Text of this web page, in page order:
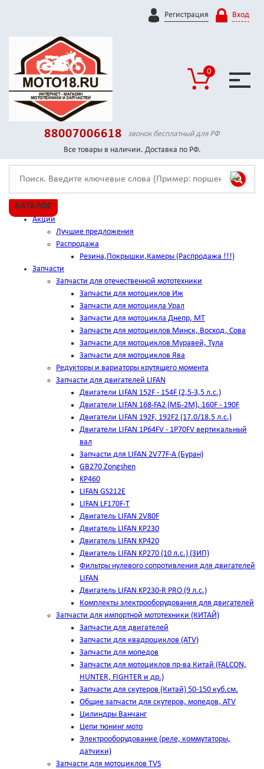
Регистрация Вход
0
88007006618
звонок бесплатный для РФ
Все товары в наличии. Доставка по РФ.
КАТАЛОГ
Акции
Лучшие предложения
Распродажа
Резина,Покрышки,Камеры (Распродажа !!!)
Запчасти
Запчасти для отечественной мототехники
Запчасти для мотоциклов Иж
Запчасти для мотоцикла Урал
Запчасти для мотоцикла Днепр, МТ
Запчасти для мотоциклов Минск, Восход, Сова
Запчасти для мотоциклов Муравей, Тула
Запчасти для мотоциклов Ява
Редукторы и вариаторы крутящего момента
Запчасти для двигателей LIFAN
Двигатели LIFAN 152F - 154F (2,5-3,5 л.с.)
Двигатели LIFAN 168-FA2 (МБ-2М), 160F - 190F
Двигатели LIFAN 192F, 192F2 (17.0/18.5 л.с.)
Двигатели LIFAN 1Р64FV - 1Р70FV вертикальный
вал
Запчасти для LIFAN 2V77F-A (Буран)
GB270 Zongshen
KP460
LIFAN GS212E
LIFAN LF170F-T
Двигатель LIFAN 2V80F
Двигатель LIFAN KP230
Двигатель LIFAN KP420
Двигатель LIFAN KP270 (10 л.с.) (ЗИП)
Фильтры нулевого сопротивления для двигателей
LIFAN
Двигатель LIFAN KP230-R PRO (9 л.с.)
Комплекты электрооборудования для двигателей
Запчасти для импортной мототехники (КИТАЙ)
Запчасти для двигателей
Запчасти для квадроциклов (ATV)
Запчасти для мопедов
Запчасти для мотоциклов пр-ва Китай (FALCON,
HUNTER, FIGHTER и др.)
Запчасти для скутеров (Китай) 50-150 куб.см.
Общие запчасти для скутеров, мопедов, ATV
Цилиндры Ванчанг
Цепи тюнинг мото
Электрооборудование (реле, коммутаторы,
датчики)
Запчасти для мотоциклов TVS